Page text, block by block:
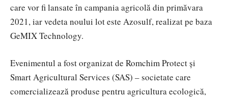
care vor fi lansate în campania agricolă din primăvara
2021, iar vedeta noului lot este Azosulf, realizat pe baza
GeMIX Technology.
Evenimentul a fost organizat de Romchim Protect și
Smart Agricultural Services (SAS) – societate care
comercializează produse pentru agricultura ecologică,